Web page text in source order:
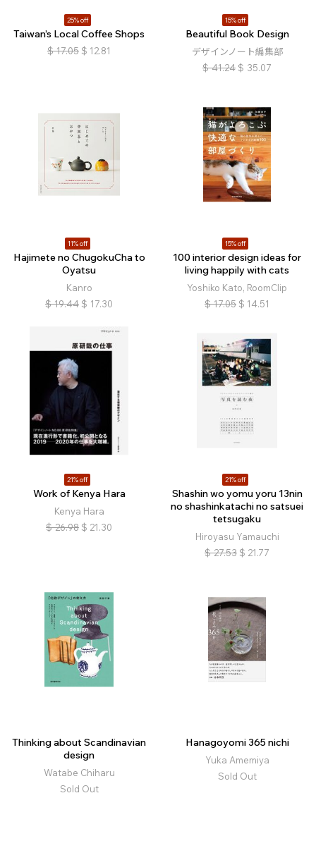
25% off
Taiwan’s Local Coffee Shops
$ 17.05 $ 12.81
15% off
Beautiful Book Design
デザインノート編集部
$ 41.24 $ 35.07
11% off
Hajimete no ChugokuCha to
Oyatsu
Kanro
$ 19.44 $ 17.30
15% off
100 interior design ideas for
living happily with cats
Yoshiko Kato, RoomClip
$ 17.05 $ 14.51
21% off
Work of Kenya Hara
Kenya Hara
$ 26.98 $ 21.30
21% off
Shashin wo yomu yoru 13nin
no shashinkatachi no satsuei
tetsugaku
Hiroyasu Yamauchi
$ 27.53 $ 21.77
Thinking about Scandinavian
design
Watabe Chiharu
Sold Out
Hanagoyomi 365 nichi
Yuka Amemiya
Sold Out